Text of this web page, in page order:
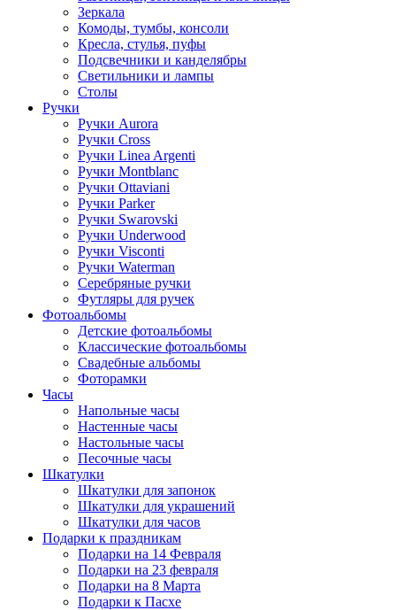
Зеркала
Комоды, тумбы, консоли
Кресла, стулья, пуфы
Подсвечники и канделябры
Светильники и лампы
Столы
Ручки
Ручки Aurora
Ручки Cross
Ручки Linea Argenti
Ручки Montblanc
Ручки Ottaviani
Ручки Parker
Ручки Swarovski
Ручки Underwood
Ручки Visconti
Ручки Waterman
Серебряные ручки
Футляры для ручек
Фотоальбомы
Детские фотоальбомы
Классические фотоальбомы
Свадебные альбомы
Фоторамки
Часы
Напольные часы
Настенные часы
Настольные часы
Песочные часы
Шкатулки
Шкатулки для запонок
Шкатулки для украшений
Шкатулки для часов
Подарки к праздникам
Подарки на 14 Февраля
Подарки на 23 февраля
Подарки на 8 Марта
Подарки к Пасхе